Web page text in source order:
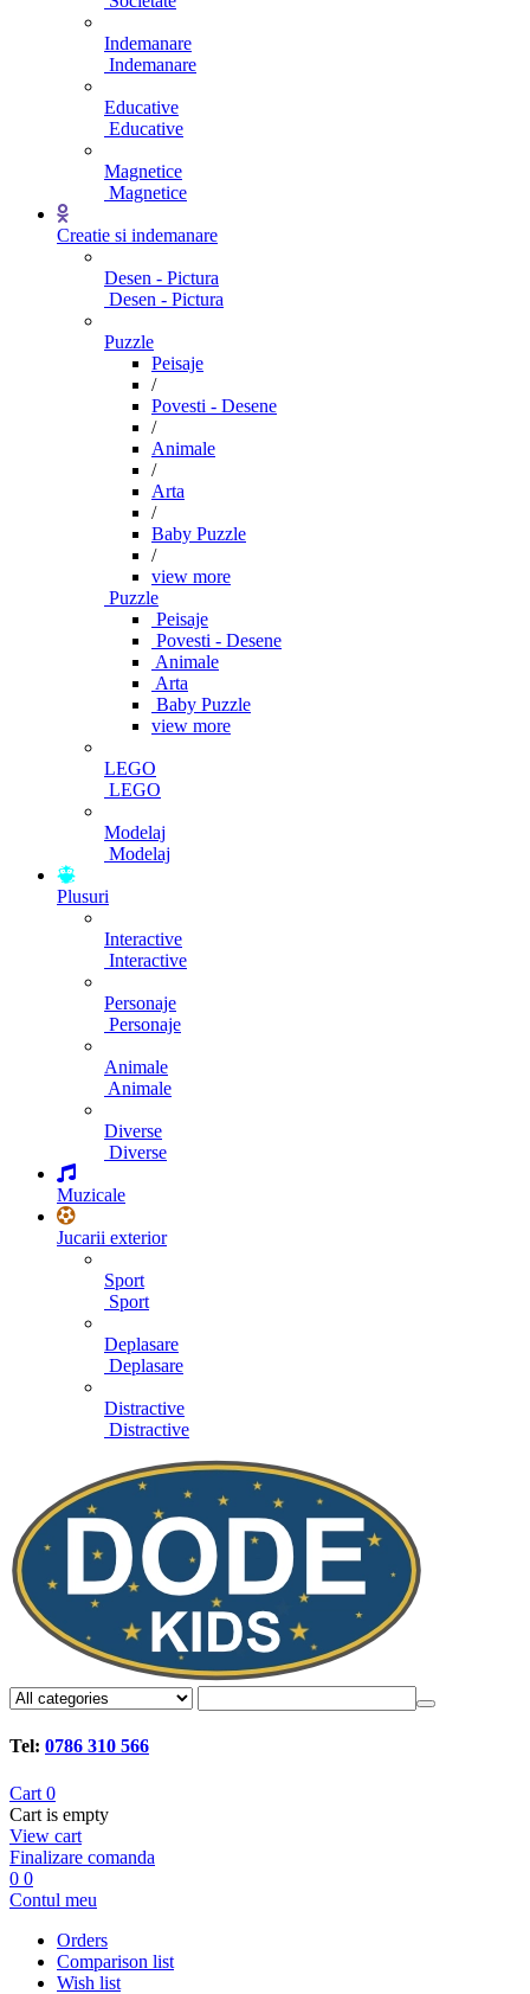
Indemanare
Indemanare
Educative
Educative
Magnetice
Magnetice
Creatie si indemanare
Desen - Pictura
Desen - Pictura
Puzzle
Peisaje
/
Povesti - Desene
/
Animale
/
Arta
/
Baby Puzzle
/
view more
Puzzle
Peisaje
Povesti - Desene
Animale
Arta
Baby Puzzle
view more
LEGO
LEGO
Modelaj
Modelaj
Plusuri
Interactive
Interactive
Personaje
Personaje
Animale
Animale
Diverse
Diverse
Muzicale
Jucarii exterior
Sport
Sport
Deplasare
Deplasare
Distractive
Distractive
Tel: 0786 310 566
Cart 0
Cart is empty
View cart
Finalizare comanda
0 0
Contul meu
Orders
Comparison list
Wish list